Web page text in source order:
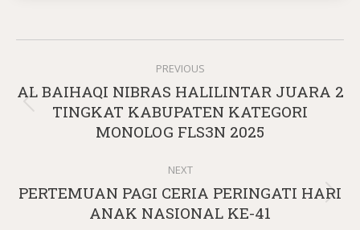
navigation
PREVIOUS
Previous
post:
AL BAIHAQI NIBRAS HALILINTAR JUARA 2
TINGKAT KABUPATEN KATEGORI
MONOLOG FLS3N 2025
NEXT
Next
post:
PERTEMUAN PAGI CERIA PERINGATI HARI
ANAK NASIONAL KE-41